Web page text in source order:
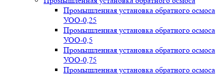
Промышленная установка обратного осмоса
УОО-0,25
Промышленная установка обратного осмоса
УОО-0,5
Промышленная установка обратного осмоса
УОО-0,75
Промышленная установка обратного осмоса